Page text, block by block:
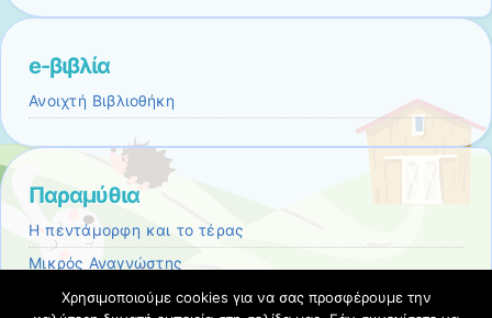
e-βιβλία
Ανοιχτή Βιβλιοθήκη
Παραμύθια
Η πεντάμορφη και το τέρας
Μικρός Αναγνώστης
Ο κοντορεβυθούλης
Χρησιμοποιούμε cookies για να σας προσφέρουμε την